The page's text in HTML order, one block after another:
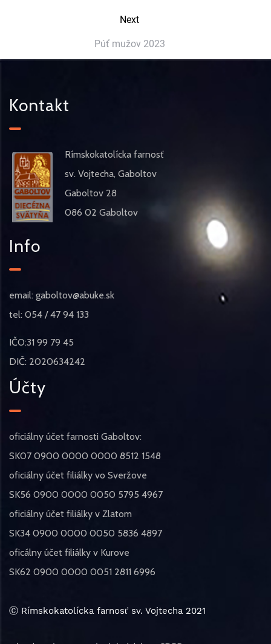
Next
Púť mužov 2023
Kontakt
Rímskokatolícka farnosť
sv. Vojtecha, Gaboltov
Gaboltov 28
086 02 Gaboltov
Info
email: gaboltov@abuke.sk
tel: 054 / 47 94 133
IČO:31 99 79 45
DIČ: 2020634242
Účty
oficiálny účet farnosti Gaboltov:
SK07 0900 0000 0000 8512 1548
oficiálny účet filiálky vo Sveržove
SK56 0900 0000 0050 5795 4967
oficiálny účet filiálky v Zlatom
SK34 0900 0000 0050 5836 4897
oficálny účet filiálky v Kurove
SK62 0900 0000 0051 2811 6996
Ⓒ Rímskokatolícka farnosť sv. Vojtecha 2021